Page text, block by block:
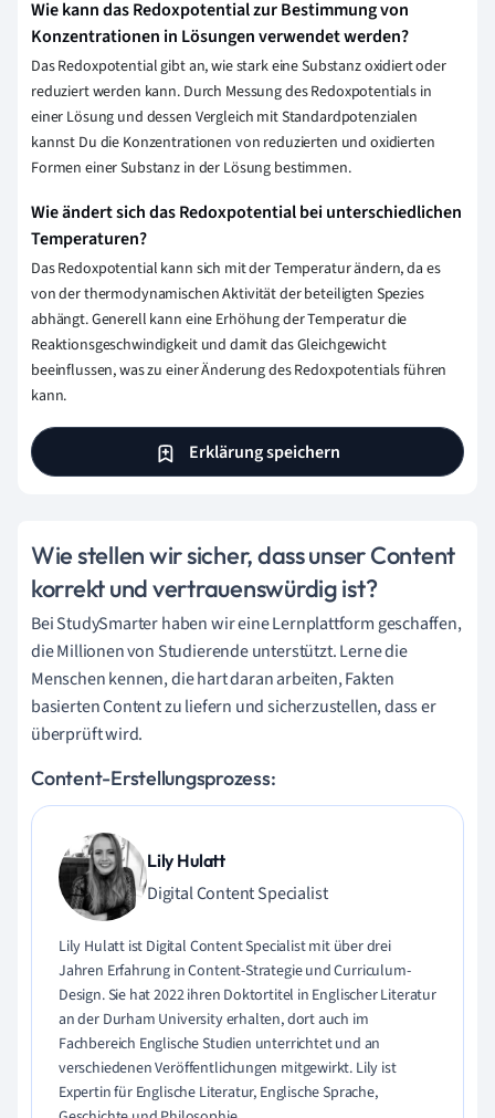
Wie kann das Redoxpotential zur Bestimmung von
Konzentrationen in Lösungen verwendet werden?
Das Redoxpotential gibt an, wie stark eine Substanz oxidiert oder
reduziert werden kann. Durch Messung des Redoxpotentials in
einer Lösung und dessen Vergleich mit Standardpotenzialen
kannst Du die Konzentrationen von reduzierten und oxidierten
Formen einer Substanz in der Lösung bestimmen.
Wie ändert sich das Redoxpotential bei unterschiedlichen
Temperaturen?
Das Redoxpotential kann sich mit der Temperatur ändern, da es
von der thermodynamischen Aktivität der beteiligten Spezies
abhängt. Generell kann eine Erhöhung der Temperatur die
Reaktionsgeschwindigkeit und damit das Gleichgewicht
beeinflussen, was zu einer Änderung des Redoxpotentials führen
kann.
Erklärung speichern
Wie stellen wir sicher, dass unser Content
korrekt und vertrauenswürdig ist?
Bei StudySmarter haben wir eine Lernplattform geschaffen,
die Millionen von Studierende unterstützt. Lerne die
Menschen kennen, die hart daran arbeiten, Fakten
basierten Content zu liefern und sicherzustellen, dass er
überprüft wird.
Content-Erstellungsprozess:
Lily Hulatt
Digital Content Specialist
Lily Hulatt ist Digital Content Specialist mit über drei
Jahren Erfahrung in Content-Strategie und Curriculum-
Design. Sie hat 2022 ihren Doktortitel in Englischer Literatur
an der Durham University erhalten, dort auch im
Fachbereich Englische Studien unterrichtet und an
verschiedenen Veröffentlichungen mitgewirkt. Lily ist
Expertin für Englische Literatur, Englische Sprache,